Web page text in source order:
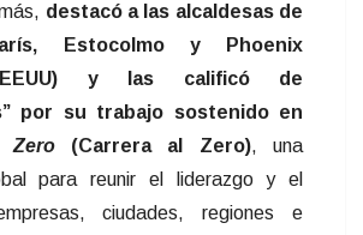
destacó a las alcaldesas de
Estocolmo y Phoenix
EEUU) y las calificó de
por su trabajo sostenido en
Zero(Carrera al Zero), una
para reunir el liderazgo y el
ciudades, regiones e